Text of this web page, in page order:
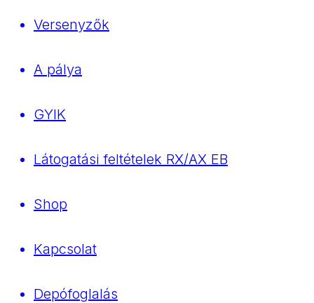
Versenyzők
A pálya
GYIK
Látogatási feltételek RX/AX EB
Shop
Kapcsolat
Depófoglalás